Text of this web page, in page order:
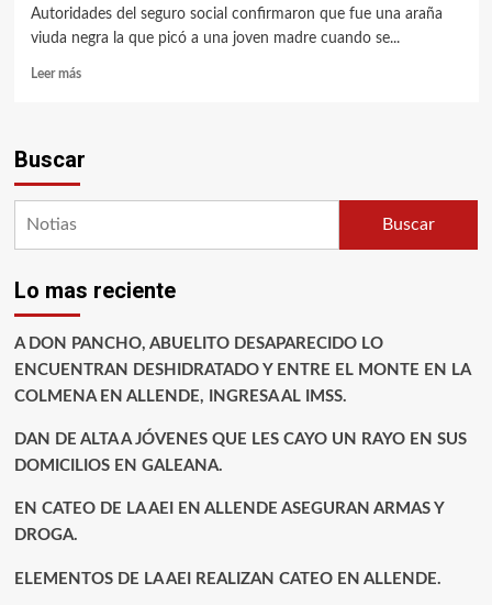
Autoridades del seguro social confirmaron que fue una araña
viuda negra la que picó a una joven madre cuando se...
Leer más
Buscar
Buscar
Lo mas reciente
A DON PANCHO, ABUELITO DESAPARECIDO LO
ENCUENTRAN DESHIDRATADO Y ENTRE EL MONTE EN LA
COLMENA EN ALLENDE, INGRESA AL IMSS.
DAN DE ALTA A JÓVENES QUE LES CAYO UN RAYO EN SUS
DOMICILIOS EN GALEANA.
EN CATEO DE LA AEI EN ALLENDE ASEGURAN ARMAS Y
DROGA.
ELEMENTOS DE LA AEI REALIZAN CATEO EN ALLENDE.